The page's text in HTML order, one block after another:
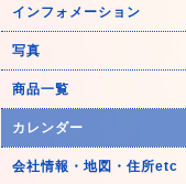
インフォメーション
写真
商品一覧
カレンダー
会社情報・地図・住所etc